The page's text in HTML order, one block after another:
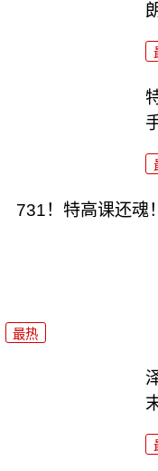
731！特高课还魂
最热